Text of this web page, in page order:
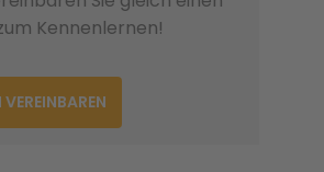
Kennenlernen!